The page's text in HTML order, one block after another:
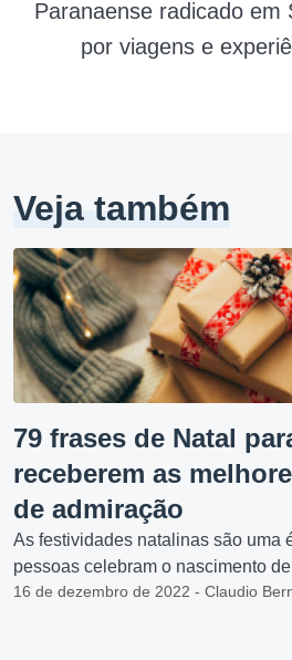
Paranaense radicado em
por viagens e
Veja também
79 frases de Natal
receberem as
de admiração
As festividades natalinas são uma
pessoas celebram o nascimento
16 de dezembro de 2022 - Claudio